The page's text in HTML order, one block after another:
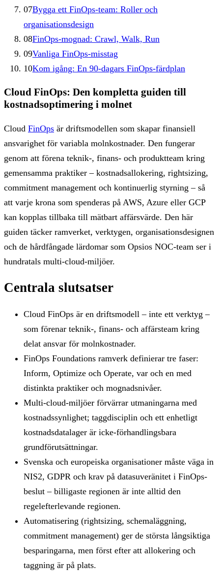
07Bygga ett FinOps-team: Roller och
organisationsdesign
08FinOps-mognad: Crawl, Walk, Run
09Vanliga FinOps-misstag
10Kom igång: En 90-dagars FinOps-färdplan
Cloud FinOps: Den kompletta guiden till
kostnadsoptimering i molnet
Cloud FinOps är driftsmodellen som skapar finansiell
ansvarighet för variabla molnkostnader. Den fungerar
genom att förena teknik-, finans- och produktteam kring
gemensamma praktiker – kostnadsallokering, rightsizing,
commitment management och kontinuerlig styrning – så
att varje krona som spenderas på AWS, Azure eller GCP
kan kopplas tillbaka till mätbart affärsvärde. Den här
guiden täcker ramverket, verktygen, organisationsdesignen
och de hårdfångade lärdomar som Opsios NOC-team ser i
hundratals multi-cloud-miljöer.
Centrala slutsatser
Cloud FinOps är en driftsmodell – inte ett verktyg –
som förenar teknik-, finans- och affärsteam kring
delat ansvar för molnkostnader.
FinOps Foundations ramverk definierar tre faser:
Inform, Optimize och Operate, var och en med
distinkta praktiker och mognadsnivåer.
Multi-cloud-miljöer förvärrar utmaningarna med
kostnadssynlighet; taggdisciplin och ett enhetligt
kostnadsdatalager är icke-förhandlingsbara
grundförutsättningar.
Svenska och europeiska organisationer måste väga in
NIS2, GDPR och krav på datasuveränitet i FinOps-
beslut – billigaste regionen är inte alltid den
regelefterlevande regionen.
Automatisering (rightsizing, schemaläggning,
commitment management) ger de största långsiktiga
besparingarna, men först efter att allokering och
taggning är på plats.